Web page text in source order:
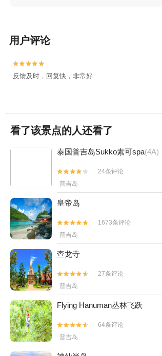
用户评论


反馈及时，回复快，非常好
看了该景点的人还看了
泰国普吉岛Sukko素可spa(4A)


24条评论
普吉岛
皇帝岛


1673条评论
普吉岛
查龙寺


27条评论
普吉岛
Flying Hanuman丛林飞跃


64条评论
普吉岛